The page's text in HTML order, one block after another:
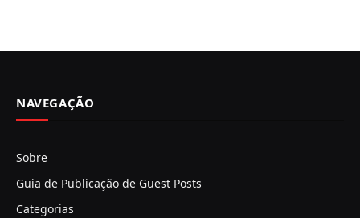
NAVEGAÇÃO
Sobre
Guia de Publicação de Guest Posts
Categorias